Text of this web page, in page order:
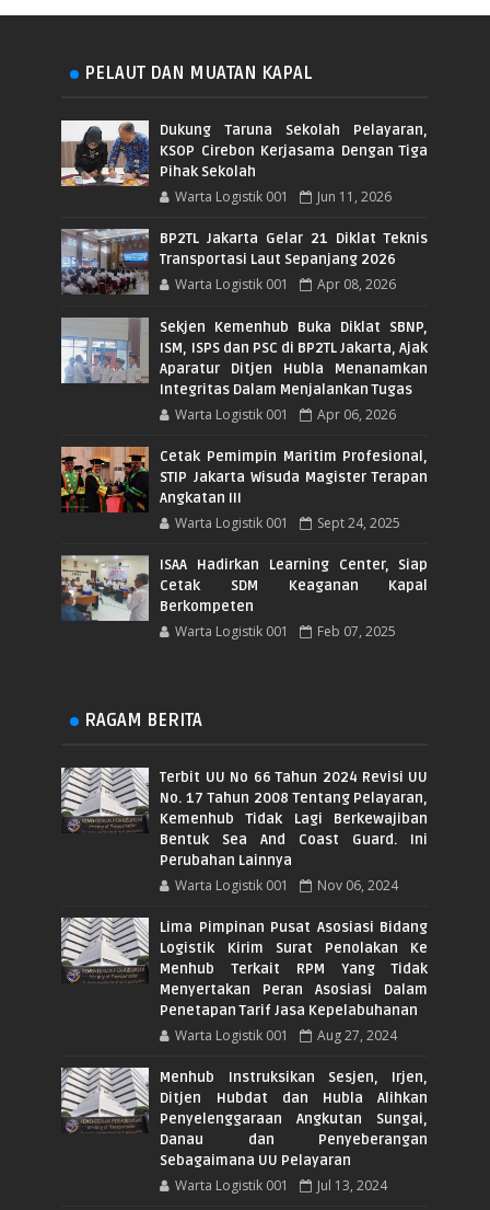
PELAUT DAN MUATAN KAPAL
Dukung Taruna Sekolah Pelayaran,
KSOP Cirebon Kerjasama Dengan Tiga
Pihak Sekolah
Warta Logistik 001 Jun 11, 2026
BP2TL Jakarta Gelar 21 Diklat Teknis
Transportasi Laut Sepanjang 2026
Warta Logistik 001 Apr 08, 2026
Sekjen Kemenhub Buka Diklat SBNP,
ISM, ISPS dan PSC di BP2TL Jakarta, Ajak
Aparatur Ditjen Hubla Menanamkan
Integritas Dalam Menjalankan Tugas
Warta Logistik 001 Apr 06, 2026
Cetak Pemimpin Maritim Profesional,
STIP Jakarta Wisuda Magister Terapan
Angkatan III
Warta Logistik 001 Sept 24, 2025
ISAA Hadirkan Learning Center, Siap
Cetak SDM Keaganan Kapal
Berkompeten
Warta Logistik 001 Feb 07, 2025
RAGAM BERITA
Terbit UU No 66 Tahun 2024 Revisi UU
No. 17 Tahun 2008 Tentang Pelayaran,
Kemenhub Tidak Lagi Berkewajiban
Bentuk Sea And Coast Guard. Ini
Perubahan Lainnya
Warta Logistik 001 Nov 06, 2024
Lima Pimpinan Pusat Asosiasi Bidang
Logistik Kirim Surat Penolakan Ke
Menhub Terkait RPM Yang Tidak
Menyertakan Peran Asosiasi Dalam
Penetapan Tarif Jasa Kepelabuhanan
Warta Logistik 001 Aug 27, 2024
Menhub Instruksikan Sesjen, Irjen,
Ditjen Hubdat dan Hubla Alihkan
Penyelenggaraan Angkutan Sungai,
Danau dan Penyeberangan
Sebagaimana UU Pelayaran
Warta Logistik 001 Jul 13, 2024